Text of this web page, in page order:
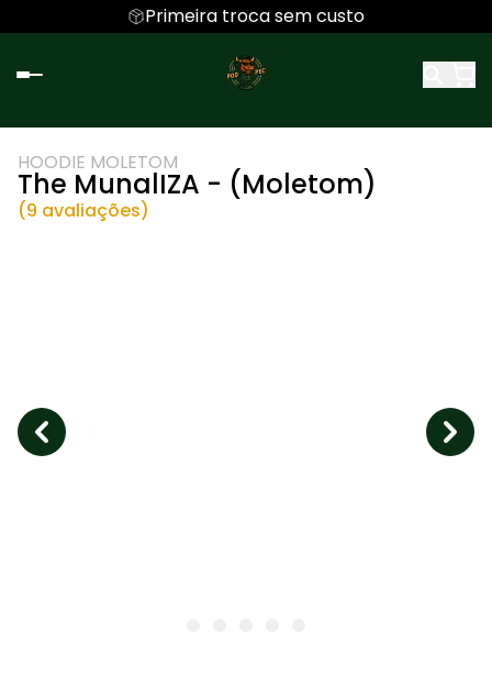
Primeira troca sem custo
HOODIE MOLETOM
The MunalIZA - (Moletom)
(9 avaliações)